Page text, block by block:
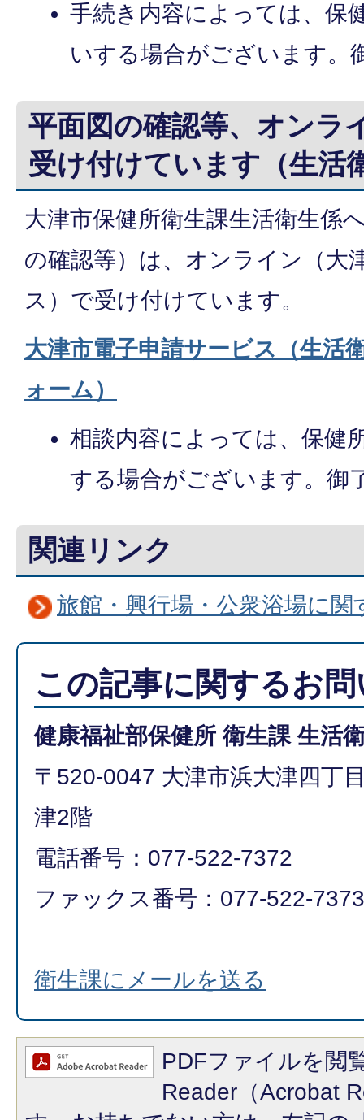
手続き内容によっては、保
いする場合がございます。
平面図の確認等、オンラ
受け付けています（生活
大津市保健所衛生課生活衛生係
の確認等）は、オンライン（大
ス）で受け付けています。
大津市電子申請サービス（生活
ォーム）
相談内容によっては、保健
する場合がございます。御
関連リンク
旅館・興行場・公衆浴場に関
この記事に関するお
健康福祉部保健所 衛生課 生活
〒520-0047 大津市浜大津四丁
津2階
電話番号：077-522-7372
ファックス番号：077-522-7373
衛生課にメールを送る
PDFファイルを閲
Reader（Acrobat